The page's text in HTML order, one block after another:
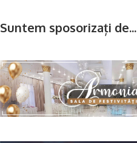
Suntem sposorizați de...